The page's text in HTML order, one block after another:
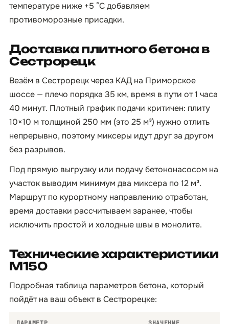
температуре ниже +5 °C добавляем
противоморозные присадки.
Доставка плитного бетона в
Сестрорецк
Везём в Сестрорецк через КАД на Приморское
шоссе — плечо порядка 35 км, время в пути от 1 часа
40 минут. Плотный график подачи критичен: плиту
10×10 м толщиной 250 мм (это 25 м³) нужно отлить
непрерывно, поэтому миксеры идут друг за другом
без разрывов.
Под прямую выгрузку или подачу бетононасосом на
участок выводим минимум два миксера по 12 м³.
Маршрут по курортному направлению отработан,
время доставки рассчитываем заранее, чтобы
исключить простой и холодные швы в монолите.
Технические характеристики
М150
Подробная таблица параметров бетона, который
пойдёт на ваш объект в Сестрорецке: